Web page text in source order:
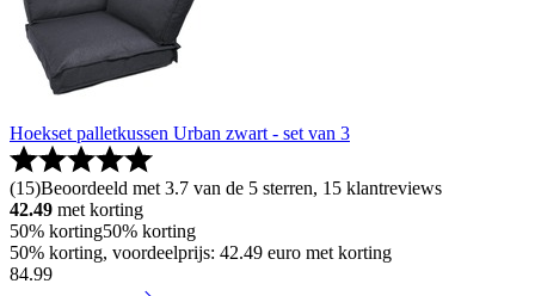
Hoekset palletkussen Urban zwart - set van 3
(15)Beoordeeld met 3.7 van de 5 sterren, 15 klantreviews
42.49 met korting
50% korting50% korting
50% korting, voordeelprijs: 42.49 euro met korting
84.99